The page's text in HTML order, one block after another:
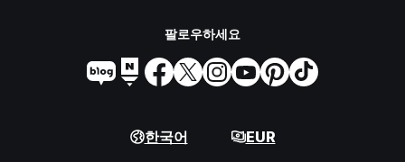
팔로우하세요
한국어 EUR